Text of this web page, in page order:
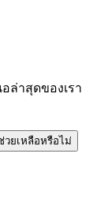
ล่าสุดของเรา
วยเหลือหรือไม่